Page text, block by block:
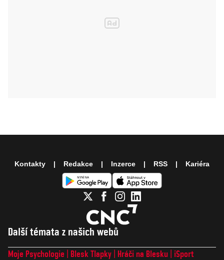
Další témata z našich webů
Moje Psychologie Blesk Tlapky Hráči na Blesku
iSport
Kontakty Redakce Inzerce RSS Kariéra